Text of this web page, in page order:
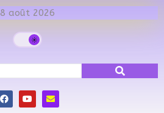
8 août 2026